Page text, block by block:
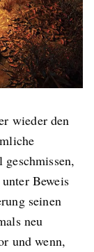
wieder den
Beweis
seinen
neu
und wenn,